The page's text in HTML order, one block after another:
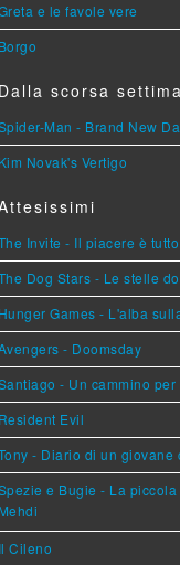
e le favole vere
Borgo
Dalla scorsa
Man - Brand New
Kim Novak's Vertigo
Invite - Il piacere è
Dog Stars - Le stelle
Hunger Games - L'alba
- Doomsday
- Un cammino
Resident Evil
- Diario di un giovane
e Bugie - La
Mehdi
Il Cileno